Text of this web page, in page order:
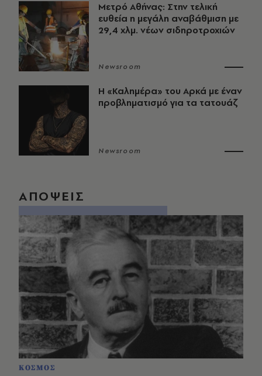
Μετρό Αθήνας: Στην τελική
ευθεία η μεγάλη αναβάθμιση με
29,4 χλμ. νέων σιδηροτροχιών
Newsroom
Η «Καλημέρα» του Αρκά με έναν
προβληματισμό για τα τατουάζ
Newsroom
ΑΠΟΨΕΙΣ
ΚΟΣΜΟΣ